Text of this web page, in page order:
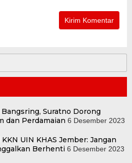
Suratno Dorong
dan Perdamaian 6 Desember 2023
UIN KHAS Jember: Jangan
Berhenti 6 Desember 2023